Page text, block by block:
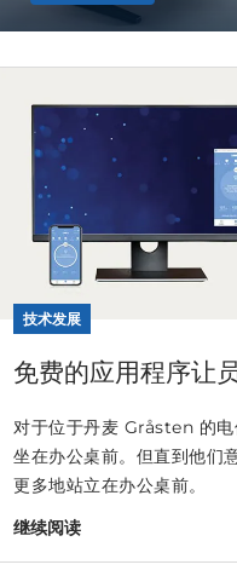
技术发展
免费的应用程序让
对于位于丹麦 Gråsten 的
坐在办公桌前。但直到他们
更多地站立在办公桌前。
继续阅读